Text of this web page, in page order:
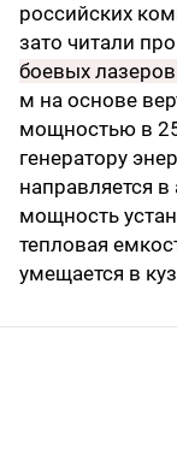
российских
зато читали про
боевых
м на основе
мощностью в
генератору
направляется
мощность
тепловая
умещается в